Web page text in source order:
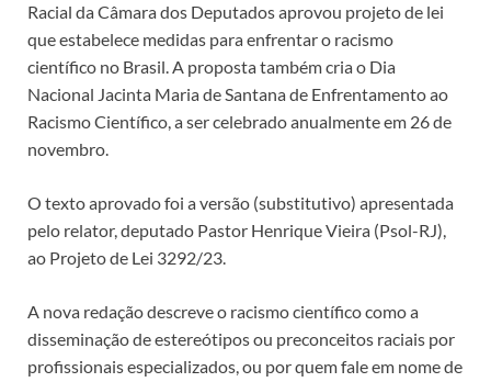
Racial da Câmara dos Deputados aprovou projeto de lei
que estabelece medidas para enfrentar o racismo
científico no Brasil. A proposta também cria o Dia
Nacional Jacinta Maria de Santana de Enfrentamento ao
Racismo Científico, a ser celebrado anualmente em 26 de
novembro.
O texto aprovado foi a versão (substitutivo) apresentada
pelo relator, deputado Pastor Henrique Vieira (Psol-RJ),
ao Projeto de Lei 3292/23.
A nova redação descreve o racismo científico como a
disseminação de estereótipos ou preconceitos raciais por
profissionais especializados, ou por quem fale em nome de